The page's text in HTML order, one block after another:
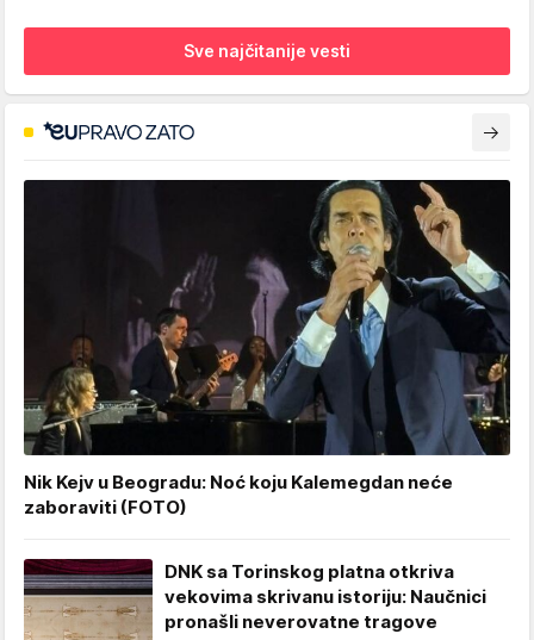
Sve najčitanije vesti
Nik Kejv u Beogradu: Noć koju Kalemegdan neće
zaboraviti (FOTO)
DNK sa Torinskog platna otkriva
vekovima skrivanu istoriju: Naučnici
pronašli neverovatne tragove